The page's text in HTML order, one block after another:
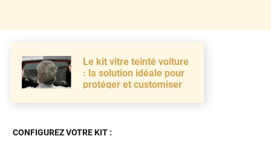
Le kit vitre teinté voiture
: la solution idéale pour
protéger et customiser
CONFIGUREZ VOTRE KIT :